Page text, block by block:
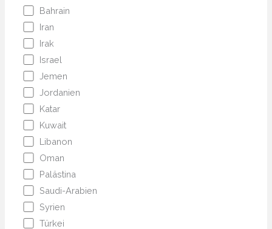
Bahrain
Iran
Irak
Israel
Jemen
Jordanien
Katar
Kuwait
Libanon
Oman
Palästina
Saudi-Arabien
Syrien
Türkei